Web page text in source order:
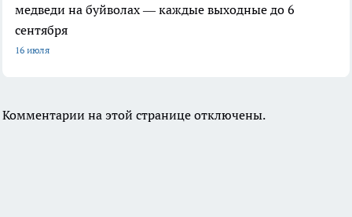
медведи на буйволах — каждые выходные до 6
сентября
16 июля
Комментарии на этой странице отключены.